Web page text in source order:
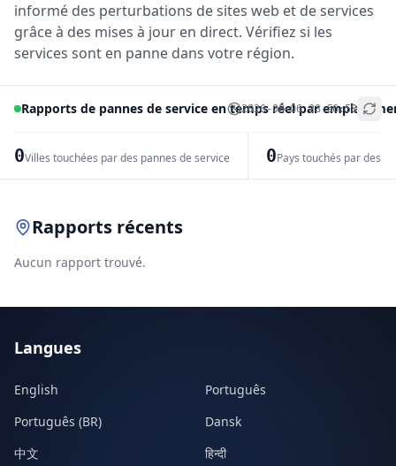
informé des perturbations de sites web et de services
grâce à des mises à jour en direct. Vérifiez si les
services sont en panne dans votre région.
Rapports de pannes de service en temps réel par
2026-08-06 23:56:58
0Villes touchées par des pannes de service 0Pays touchés par des
+
Rapports récents
Aucun rapport trouvé.
Langues
English
Português
Português (BR)
Dansk
中文
हिन्दी